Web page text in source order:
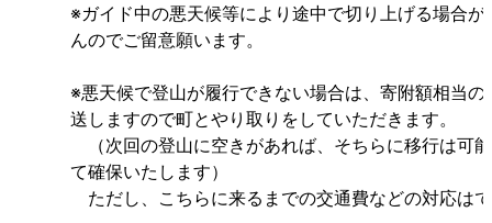
※ガイド中の悪天候等により途中で切り上げる場合
んのでご留意願います。
※悪天候で登山が履行できない場合は、寄附額相当
送しますので町とやり取りをしていただきます。
（次回の登山に空きがあれば、そちらに移行は可
て確保いたします）
ただし、こちらに来るまでの交通費などの対応は